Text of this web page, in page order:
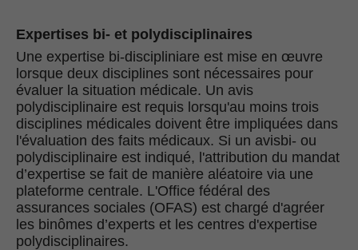
Expertises bi- et polydisciplinaires
Une expertise bi-discipliniare est mise en œuvre
lorsque deux disciplines sont nécessaires pour
évaluer la situation médicale. Un avis
polydisciplinaire est requis lorsqu'au moins trois
disciplines médicales doivent être impliquées dans
l'évaluation des faits médicaux. Si un avisbi- ou
polydisciplinaire est indiqué, l'attribution du mandat
d’expertise se fait de manière aléatoire via une
plateforme centrale. L'Office fédéral des
assurances sociales (OFAS) est chargé d'agréer
les binômes d’experts et les centres d'expertise
polydisciplinaires.